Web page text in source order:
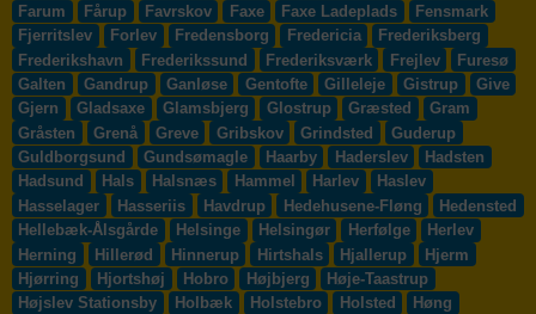
Farum
Fårup Favrskov Faxe Faxe Ladeplads
Fensmark
Fjerritslev
Forlev Fredensborg Fredericia
Frederiksberg
Frederikshavn
Frederikssund Frederiksværk Frejlev
Furesø
Galten
Gandrup Ganløse Gentofte Gilleleje Gistrup
Give
Gjern
Gladsaxe Glamsbjerg Glostrup Græsted
Gram
Gråsten
Grenå Greve Gribskov Grindsted
Guderup
Guldborgsund
Gundsømagle Haarby Haderslev
Hadsten
Hadsund
Hals Halsnæs Hammel Harlev
Haslev
Hasselager
Hasseriis Havdrup Hedehusene-Fløng
Hedensted
Hellebæk-Ålsgårde
Helsinge Helsingør Herfølge
Herlev
Herning
Hillerød Hinnerup Hirtshals Hjallerup
Hjerm
Hjørring
Hjortshøj Hobro Højbjerg
Høje-Taastrup
Højslev Stationsby
Holbæk Holstebro Holsted
Høng